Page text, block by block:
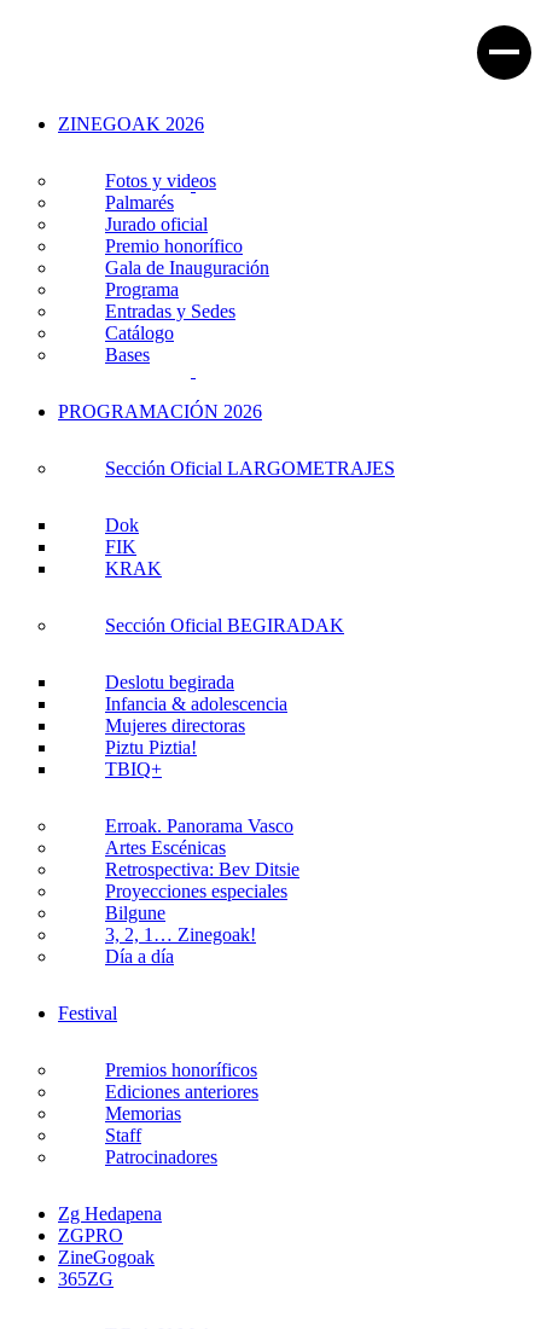
ZINEGOAK 2026
Fotos y videos
Palmarés
Jurado oficial
Premio honorífico
Gala de Inauguración
Programa
Entradas y Sedes
Catálogo
Bases
PROGRAMACIÓN 2026
Sección Oficial LARGOMETRAJES
Dok
FIK
KRAK
Sección Oficial BEGIRADAK
Deslotu begirada
Infancia & adolescencia
Mujeres directoras
Piztu Piztia!
TBIQ+
Erroak. Panorama Vasco
Artes Escénicas
Retrospectiva: Bev Ditsie
Proyecciones especiales
Bilgune
3, 2, 1… Zinegoak!
Día a día
Festival
Premios honoríficos
Ediciones anteriores
Memorias
Staff
Patrocinadores
Zg Hedapena
ZGPRO
ZineGogoak
365ZG